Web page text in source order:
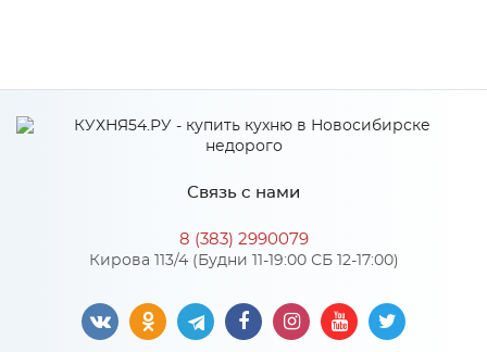
Связь с нами
8 (383) 2990079
Кирова 113/4 (Будни 11-19:00 СБ 12-17:00)